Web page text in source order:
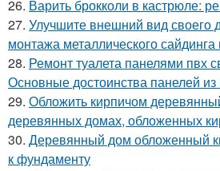
26. Варить брокколи в кастрюле:
27. Улучшите внешний вид
монтажа металлического
28. Ремонт туалета панелями пвх
Основные достоинства панелей
29. Обложить кирпичом
деревянных домах, обложенных
30. Деревянный дом обложенный
к фундаменту